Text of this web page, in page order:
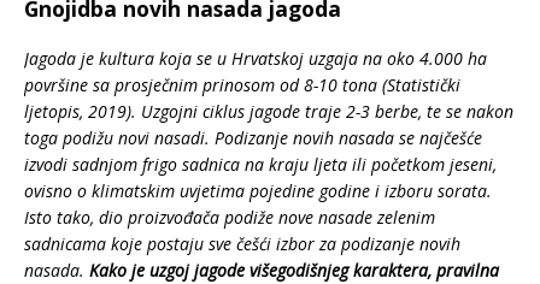
Gnojidba novih nasada jagoda
Jagoda je kultura koja se u Hrvatskoj uzgaja na oko 4.000 ha
površine sa prosječnim prinosom od 8-10 tona (Statistički
ljetopis, 2019). Uzgojni ciklus jagode traje 2-3 berbe, te se nakon
toga podižu novi nasadi. Podizanje novih nasada se najčešće
izvodi sadnjom frigo sadnica na kraju ljeta ili početkom jeseni,
ovisno o klimatskim uvjetima pojedine godine i izboru sorata.
Isto tako, dio proizvođača podiže nove nasade zelenim
sadnicama koje postaju sve češći izbor za podizanje novih
nasada. Kako je uzgoj jagode višegodišnjeg karaktera, pravilna